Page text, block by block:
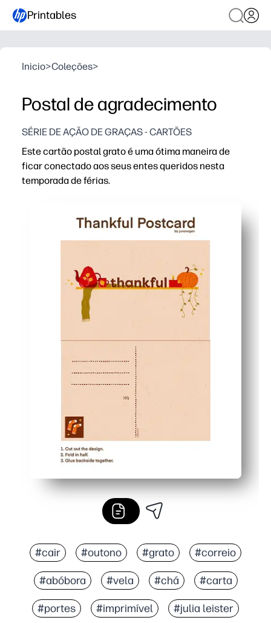
Printables
Inicio>Coleções>
Postal de agradecimento
SÉRIE DE AÇÃO DE GRAÇAS - CARTÕES
Este cartão postal grato é uma ótima maneira de
ficar conectado aos seus entes queridos nesta
temporada de férias.
Os seus filhos praticam gratidão e caligrafia
Pode usá-lo em qualquer lugar - centros de sala de
#cair #outono #grato #correio
#abóbora #vela #chá #carta
#portes #imprimível #julia leister